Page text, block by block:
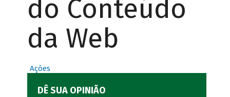
do Conteúdo
da Web
Ações
DÊ SUA OPINIÃO